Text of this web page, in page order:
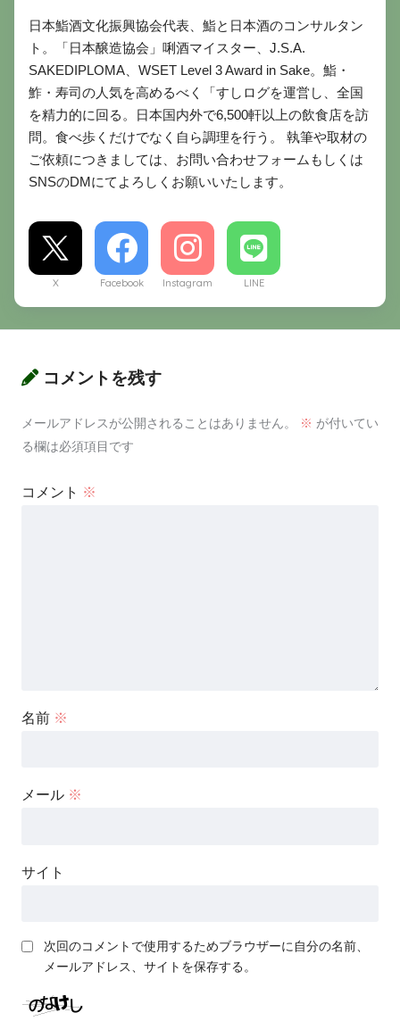
日本鮨酒文化振興協会代表、鮨と日本酒のコンサルタン
ト。「日本醸造協会」唎酒マイスター、J.S.A.
SAKEDIPLOMA、WSET Level 3 Award in Sake。鮨・
鮓・寿司の人気を高めるべく「すしログを運営し、全国
を精力的に回る。日本国内外で6,500軒以上の飲食店を訪
問。食べ歩くだけでなく自ら調理を行う。 執筆や取材の
ご依頼につきましては、お問い合わせフォームもしくは
SNSのDMにてよろしくお願いいたします。
X Facebook Instagram LINE
コメントを残す
メールアドレスが公開されることはありません。 ※ が付いてい
る欄は必須項目です
コメント ※
名前 ※
メール ※
サイト
次回のコメントで使用するためブラウザーに自分の名前、
メールアドレス、サイトを保存する。